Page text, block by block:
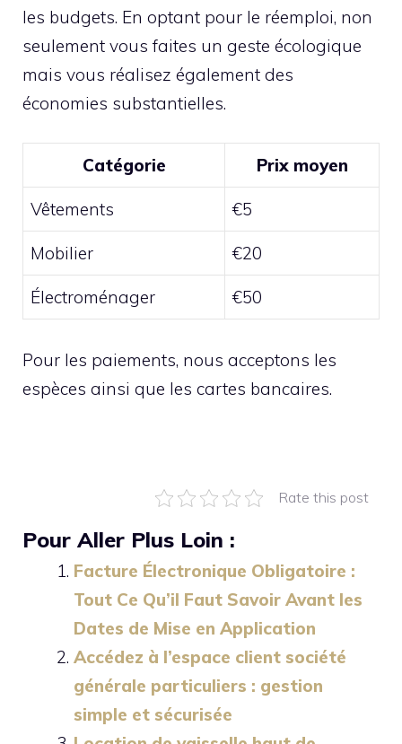
les budgets. En optant pour le réemploi, non
seulement vous faites un geste écologique
mais vous réalisez également des
économies substantielles.
Catégorie Prix moyen
Vêtements €5
Mobilier €20
Électroménager €50
Pour les paiements, nous acceptons les
espèces ainsi que les cartes bancaires.
Rate this post
Pour Aller Plus Loin :
Facture Électronique Obligatoire :
Tout Ce Qu’il Faut Savoir Avant les
Dates de Mise en Application
Accédez à l’espace client société
générale particuliers : gestion
simple et sécurisée